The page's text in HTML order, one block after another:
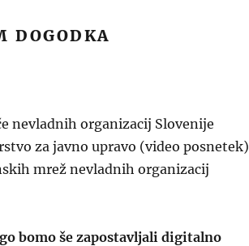
DOGODKA
nevladnih organizacij Slovenije
za javno upravo (video posnetek)
mrež nevladnih organizacij
bomo še zapostavljali digitalno